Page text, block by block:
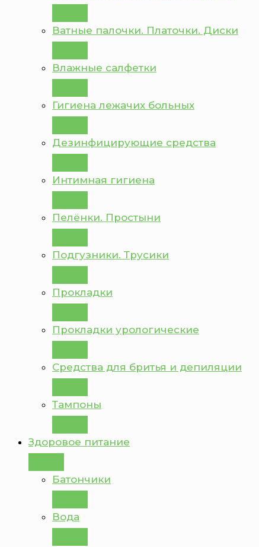
Ватные палочки. Платочки. Диски
Влажные салфетки
Гигиена лежачих больных
Дезинфицирующие средства
Интимная гигиена
Пелёнки. Простыни
Подгузники. Трусики
Прокладки
Прокладки урологические
Средства для бритья и депиляции
Тампоны
Здоровое питание
Батончики
Вода